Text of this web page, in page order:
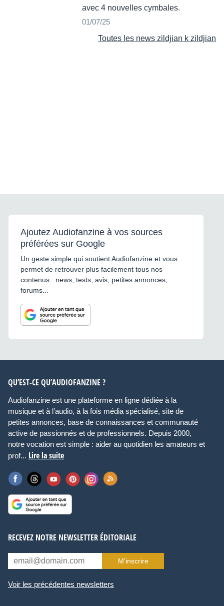
avec 4 nouvelles cymbales.
01/07/25
Toutes les news zildjian k zildjian
Ajoutez Audiofanzine à vos sources
préférées sur Google
Un geste simple qui soutient Audiofanzine et vous
permet de retrouver plus facilement tous nos
contenus : news, tests, avis, petites annonces,
forums...
QU’EST-CE QU’AUDIOFANZINE ?
Audiofanzine est une plateforme en ligne dédiée à la
musique et à l’audio, à la fois média spécialisé, site de
petites annonces, base de connaissances et communauté
active de passionnés et de professionnels. Depuis 2000,
notre vocation est simple : aider au quotidien les amateurs et
prof... Lire la suite
RECEVEZ NOTRE NEWSLETTER ÉDITORIALE
M’inscrire
Voir les précédentes newsletters